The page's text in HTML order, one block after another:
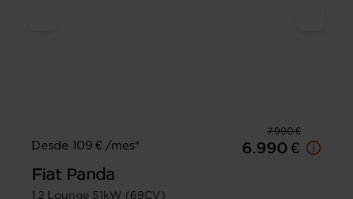
7.990 €
Desde 109 € /mes*
6.990 €
Fiat Panda
1.2 Lounge 51kW (69CV)